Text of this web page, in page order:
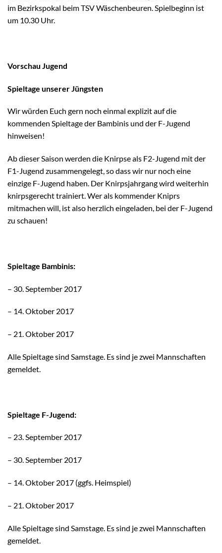
im Bezirkspokal beim TSV Wäschenbeuren. Spielbeginn ist
um 10.30 Uhr.
Vorschau Jugend
Spieltage unserer Jüngsten
Wir würden Euch gern noch einmal explizit auf die
kommenden Spieltage der Bambinis und der F-Jugend
hinweisen!
Ab dieser Saison werden die Knirpse als F2-Jugend mit der
F1-Jugend zusammengelegt, so dass wir nur noch eine
einzige F-Jugend haben. Der Knirpsjahrgang wird weiterhin
knirpsgerecht trainiert. Wer als kommender Kniprs
mitmachen will, ist also herzlich eingeladen, bei der F-Jugend
zu schauen!
Spieltage Bambinis:
– 30. September 2017
– 14. Oktober 2017
– 21. Oktober 2017
Alle Spieltage sind Samstage. Es sind je zwei Mannschaften
gemeldet.
Spieltage F-Jugend:
– 23. September 2017
– 30. September 2017
– 14. Oktober 2017 (ggfs. Heimspiel)
– 21. Oktober 2017
Alle Spieltage sind Samstage. Es sind je zwei Mannschaften
gemeldet.